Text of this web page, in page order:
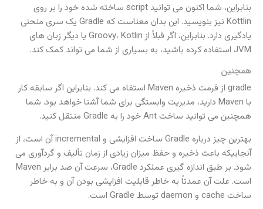
بنابراین، شما اکنون می توانید script ساخته شده خود را بر روی
Kottlin نیز بنویسید. این بدان معناست که Gradle یک سری منحنی
یادگیری دارد. بنابراین، اگر قبلاً از Groovy، Kotlin یا دیگر زبان های
JVM استفاده کرده باشید، به بسیاری از شما می تواند کمک کند.
همچنین
gradle از فرمت ذخیره Maven استفاه می کند. بنابراین اگر سابقه کار
با Maven دارید، مدیریت وابستگی برای شما آشنا خواهد بود. شما
همچنین می توانید ساخت Ant خود را به Gradle منتقل کنید.
بهترین چیز درباره Gradle ساخت افزایشی و incremental آن است، از
آنجاییکه باعث ذخیره و حفظ میزان زیادی از زمان تألیف و گردآوری می
شود. بر طبق اندازه گیری عملکرد Gradle، سرعت آن صد برابر Maven
است. علت آن عمدتاً به خاطر قابلیت افزایشی بودن آن و به خاطر
ساخت cache و daemon توسط Gradle است.